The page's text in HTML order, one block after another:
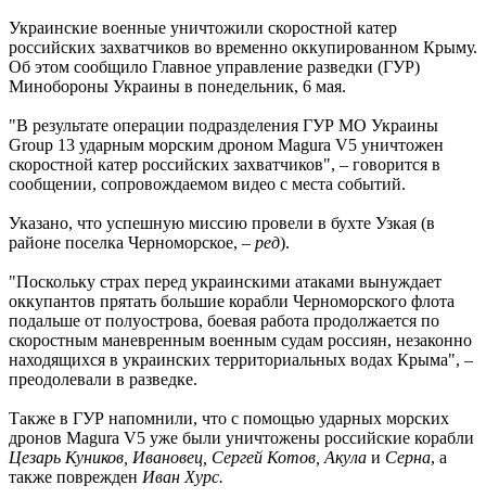
Украинские военные уничтожили скоростной катер
российских захватчиков во временно оккупированном Крыму.
Об этом сообщило Главное управление разведки (ГУР)
Минобороны Украины в понедельник, 6 мая.
"В результате операции подразделения ГУР МО Украины
Group 13 ударным морским дроном Magura V5 уничтожен
скоростной катер российских захватчиков", – говорится в
сообщении, сопровождаемом видео с места событий.
Указано, что успешную миссию провели в бухте Узкая (в
районе поселка Черноморское, – ред).
"Поскольку страх перед украинскими атаками вынуждает
оккупантов прятать большие корабли Черноморского флота
подальше от полуострова, боевая работа продолжается по
скоростным маневренным военным судам россиян, незаконно
находящихся в украинских территориальных водах Крыма", –
преодолевали в разведке.
Также в ГУР напомнили, что с помощью ударных морских
дронов Magura V5 уже были уничтожены российские корабли
Цезарь Куников, Ивановец, Сергей Котов, Акула и Серна, а
также поврежден Иван Хурс.